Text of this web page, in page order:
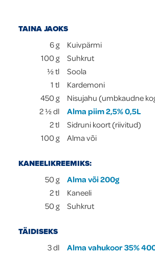
TAINA JAOKS
6g
Kuivpärmi
100 g
Suhkrut
½tl
Soola
1 tl
Kardemoni
450 g
Nisujahu (umbkaudne
2 ½dl
Alma piim 2,5% 0,5L
2tl
Sidruni koort (riivitud)
100 g Alma või
KANEELIKREEMIKS:
50 g
Alma või 200g
2tl
Kaneeli
50 g Suhkrut
TÄIDISEKS
3dl
Alma vahukoor 35%